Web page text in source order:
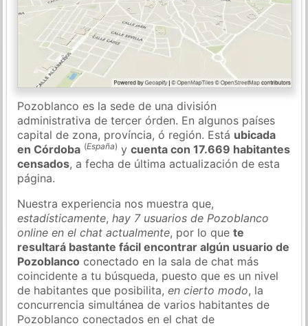
Pozoblanco es la sede de una división
administrativa de tercer órden. En algunos países
capital de zona, província, ó región. Está ubicada
en Córdoba (España) ycuenta con 17.669 habitantes
censados, a fecha de última actualización de esta
página.
Nuestra experiencia nos muestra que,
estadísticamente,hay 7 usuarios de Pozoblanco
online en el chat actualmente, por lo quete
resultará bastante fácil encontrar algún usuario de
Pozoblanco conectado en la sala de chat más
coincidente a tu búsqueda, puesto que es un nivel
de habitantes que posibilita,en cierto modo, la
concurrencia simultánea de varios habitantes de
Pozoblanco conectados en el chat de